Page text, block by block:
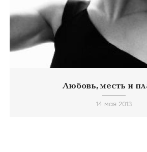
Любовь, месть и
14 мая 2013